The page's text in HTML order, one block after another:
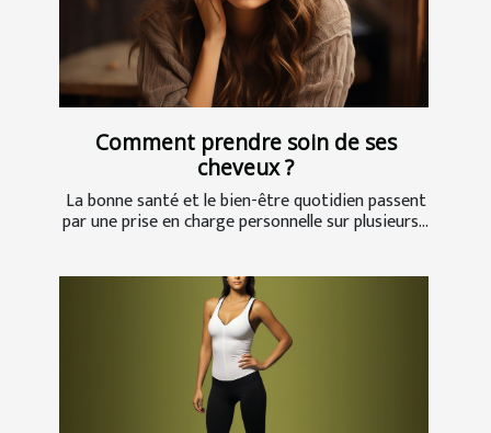
Comment prendre soin de ses
cheveux ?
La bonne santé et le bien-être quotidien passent
par une prise en charge personnelle sur plusieurs...